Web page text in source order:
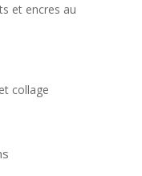
et encres au
collage